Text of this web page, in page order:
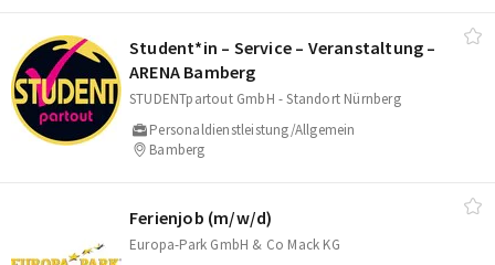
Student*in – Service – Veranstaltung –
ARENA Bamberg
STUDENTpartout GmbH - Standort Nürnberg
Personaldienstleistung/Allgemein
Bamberg
Ferienjob (m/​w/​d)
Europa-Park GmbH & Co Mack KG